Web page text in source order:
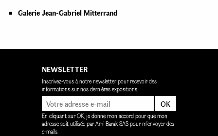
Galerie Jean-Gabriel Mitterrand
NEWSLETTER
Inscrivez-vous à notre newsletter pour recevoir des
informations sur nos dernières expositions.
En cliquant sur OK, je donne mon accord pour que mon
adresse soit utilisée par Ami Barak SAS pour m’envoyer des
e-mails.
OK